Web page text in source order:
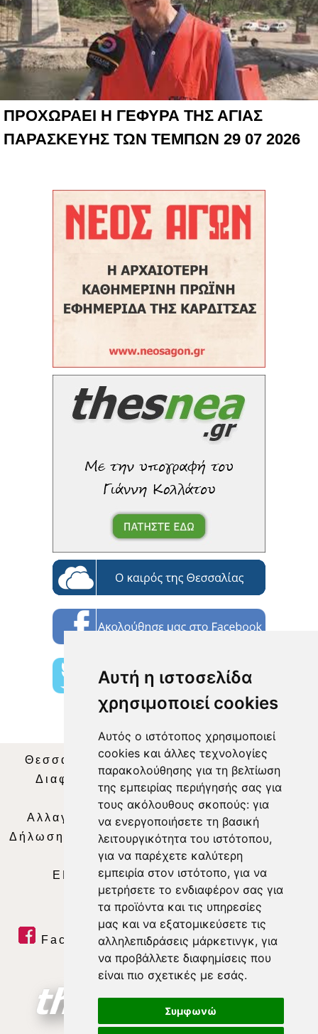
Αυτή η ιστοσελίδα
χρησιμοποιεί cookies
Αυτός ο ιστότοπος χρησιμοποιεί
cookies και άλλες τεχνολογίες
παρακολούθησης για τη βελτίωση
της εμπειρίας περιήγησής σας για
τους ακόλουθους σκοπούς: για
να ενεργοποιήσετε τη βασική
λειτουργικότητα του ιστότοπου,
για να παρέχετε καλύτερη
εμπειρία στον ιστότοπο, για να
μετρήσετε το ενδιαφέρον σας για
τα προϊόντα και τις υπηρεσίες
μας και να εξατομικεύσετε τις
αλληλεπιδράσεις μάρκετινγκ, για
να προβάλλετε διαφημίσεις που
είναι πιο σχετικές με εσάς.
Συμφωνώ
ΠΡΟΧΩΡΑΕΙ Η ΓΕΦΥΡΑ ΤΗΣ ΑΓΙΑΣ
ΠΑΡΑΣΚΕΥΗΣ ΤΩΝ ΤΕΜΠΩΝ 29 07 2026
Θεσσαλία Τηλεόραση|SNG Services
Διαφήμιση | Όροι Χρήσης |Δήλωση
Απορρήτου |
Περιεχόμενο
Αλλαγή Προτιμήσεων για τα Cookies
Δήλωση συμμόρφωσης με τη σύσταση (ΕΕ)
2018/334|Ταυτότητα
ΕΝΗΜΕΡΩΣΗ |WEB TV| LIVE
Facebook| Twitter | Youtube
RSS Feed